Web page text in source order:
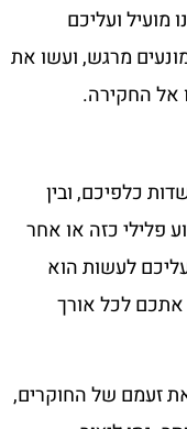
מועיל ועליכם
מרגש, ועשו את
אל החקירה.
כלפיכם, ובין
פלילי כזה או אחר
לעשות הוא
אתכם לכל אורך
זעמם של החוקרים,